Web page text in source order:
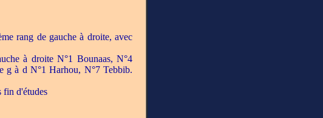
rang de gauche à droite, avec
à droite N°1 Bounaas, N°4
g à d N°1 Harhou, N°7 Tebbib.
fin d'études